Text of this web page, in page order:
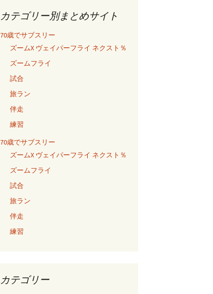
カテゴリー別まとめサイト
70歳でサブスリー
ズームX ヴェイパーフライ ネクスト％
ズームフライ
試合
旅ラン
伴走
練習
70歳でサブスリー
ズームX ヴェイパーフライ ネクスト％
ズームフライ
試合
旅ラン
伴走
練習
カテゴリー